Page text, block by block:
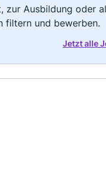
zur Ausbildung oder
filtern und bewerben.
Jetzt alle